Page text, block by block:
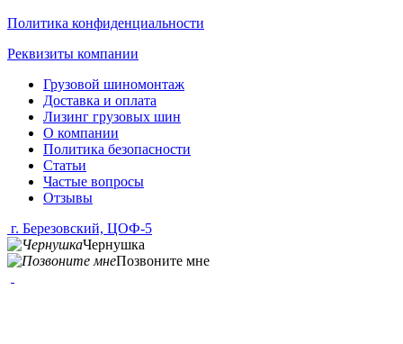
Политика конфиденциальности
Реквизиты компании
Грузовой шиномонтаж
Доставка и оплата
Лизинг грузовых шин
О компании
Политика безопасности
Статьи
Частые вопросы
Отзывы
г. Березовский, ЦОФ-5
Чернушка
Позвоните мне